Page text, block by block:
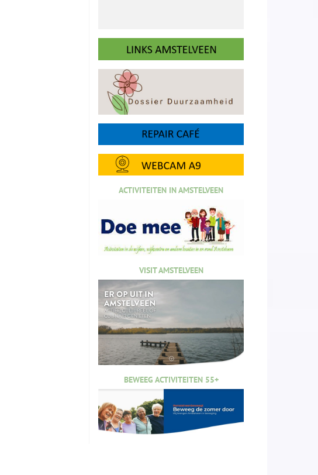
ACTIVITEITEN IN AMSTELVEEN
VISIT AMSTELVEEN
BEWEEG ACTIVITEITEN 55+